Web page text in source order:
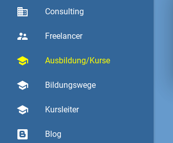
business Consulting
supervisor_account Freelancer
school Ausbildung/Kurse
school Bildungswege
school Kursleiter
Blog